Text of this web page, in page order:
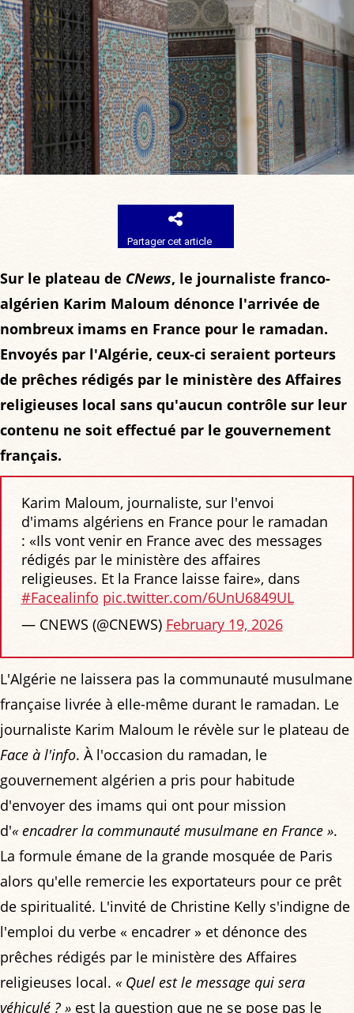
Partager cet article
Sur le plateau de CNews, le journaliste franco-
algérien Karim Maloum dénonce l'arrivée de
nombreux imams en France pour le ramadan.
Envoyés par l'Algérie, ceux-ci seraient porteurs
de prêches rédigés par le ministère des Affaires
religieuses local sans qu'aucun contrôle sur leur
contenu ne soit effectué par le gouvernement
français.
Karim Maloum, journaliste, sur l'envoi
d'imams algériens en France pour le ramadan
: «Ils vont venir en France avec des messages
rédigés par le ministère des affaires
religieuses. Et la France laisse faire», dans
#Facealinfo pic.twitter.com/6UnU6849UL
— CNEWS (@CNEWS) February 19, 2026
L'Algérie ne laissera pas la communauté musulmane
française livrée à elle-même durant le ramadan. Le
journaliste Karim Maloum le révèle sur le plateau de
Face à l'info. À l'occasion du ramadan, le
gouvernement algérien a pris pour habitude
d'envoyer des imams qui ont pour mission
d'« encadrer la communauté musulmane en France ».
La formule émane de la grande mosquée de Paris
alors qu'elle remercie les exportateurs pour ce prêt
de spiritualité. L'invité de Christine Kelly s'indigne de
l'emploi du verbe « encadrer » et dénonce des
prêches rédigés par le ministère des Affaires
religieuses local. « Quel est le message qui sera
véhiculé ? » est la question que ne se pose pas le